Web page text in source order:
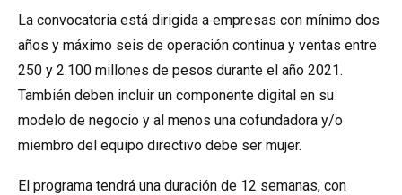
La convocatoria está dirigida a empresas con mínimo dos
años y máximo seis de operación continua y ventas entre
250 y 2.100 millones de pesos durante el año 2021.
También deben incluir un componente digital en su
modelo de negocio y al menos una cofundadora y/o
miembro del equipo directivo debe ser mujer.
El programa tendrá una duración de 12 semanas, con